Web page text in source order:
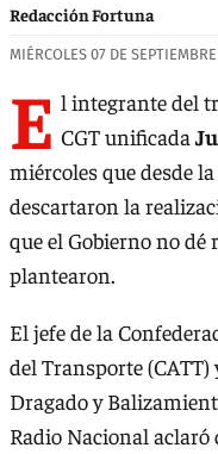
Redacción Fortuna
MIÉRCOLES 07 DE
E l integrante del
CGT unificada
miércoles que desde
descartaron la
que el Gobierno no dé
plantearon.
El jefe de la
del Transporte
Dragado y
Radio Nacional